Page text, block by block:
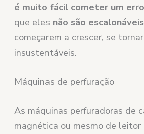
é muito fácil cometer um
que eles não são escalonáveis
começarem a crescer, se
insustentáveis.
Máquinas de perfuração
As máquinas perfuradoras de
magnética ou mesmo de